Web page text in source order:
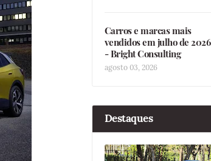
Carros e marcas mais
vendidos em julho de 2026
- Bright Consulting
agosto 03, 2026
Destaques